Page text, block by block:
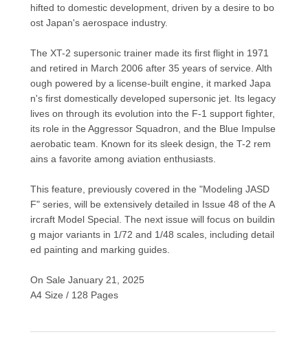
hifted to domestic development, driven by a desire to bo
ost Japan's aerospace industry.
The XT-2 supersonic trainer made its first flight in 1971
and retired in March 2006 after 35 years of service. Alth
ough powered by a license-built engine, it marked Japa
n's first domestically developed supersonic jet. Its legacy
lives on through its evolution into the F-1 support fighter,
its role in the Aggressor Squadron, and the Blue Impulse
aerobatic team. Known for its sleek design, the T-2 rem
ains a favorite among aviation enthusiasts.
This feature, previously covered in the "Modeling JASD
F" series, will be extensively detailed in Issue 48 of the A
ircraft Model Special. The next issue will focus on buildin
g major variants in 1/72 and 1/48 scales, including detail
ed painting and marking guides.
On Sale January 21, 2025
A4 Size / 128 Pages